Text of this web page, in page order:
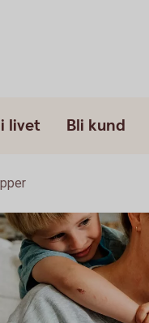
livet Bli kund